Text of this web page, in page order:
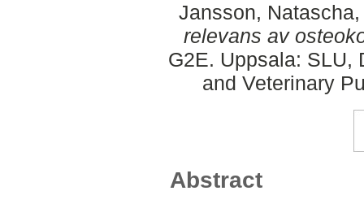
Jansson, Natascha,
relevans av
G2E. Uppsala: SLU,
and Veterinary
Abstract